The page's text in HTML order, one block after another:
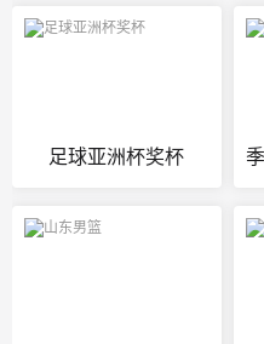
足球亚洲杯奖杯